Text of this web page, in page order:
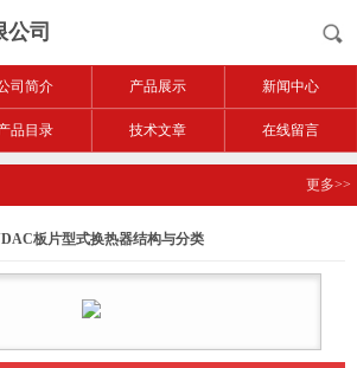
司
司简介 产品展示 新闻中心
品目录 技术文章 在线留言
更多>>
板片型式换热器结构与分类